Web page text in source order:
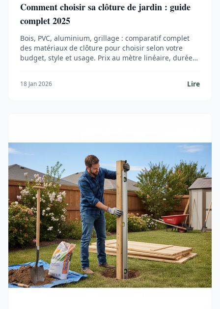
Comment choisir sa clôture de jardin : guide
complet 2025
Bois, PVC, aluminium, grillage : comparatif complet
des matériaux de clôture pour choisir selon votre
budget, style et usage. Prix au mètre linéaire, durée
18 Jan 2026 Lire